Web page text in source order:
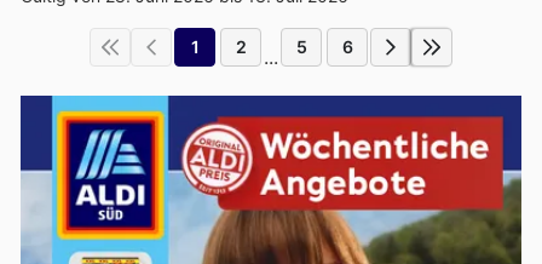
1 2 ... 5 6